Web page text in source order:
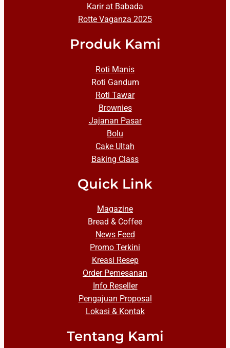
Karir at Babada
Rotte Vaganza 2025
Produk Kami
Roti Manis
Roti Gandum
Roti Tawar
Brownies
Jajanan Pasar
Bolu
Cake Ultah
Baking Class
Quick Link
Magazine
Bread & Coffee
News Feed
Promo Terkini
Kreasi Resep
Order Pemesanan
Info Reseller
Pengajuan Proposal
Lokasi & Kontak
Tentang Kami